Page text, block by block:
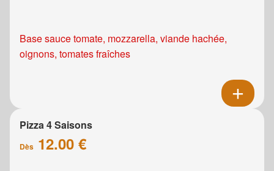
Base sauce tomate, mozzarella, viande hachée,
oignons, tomates fraîches
Pizza 4 Saisons
Dès 12.00 €